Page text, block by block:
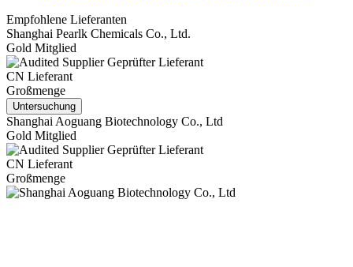
Empfohlene Lieferanten
Shanghai Pearlk Chemicals Co., Ltd.
Gold Mitglied
Geprüfter Lieferant
CN Lieferant
Großmenge
Untersuchung
Shanghai Aoguang Biotechnology Co., Ltd
Gold Mitglied
Geprüfter Lieferant
CN Lieferant
Großmenge